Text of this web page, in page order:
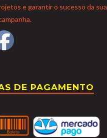
e garantir o sucesso da sua
DE PAGAMENTO